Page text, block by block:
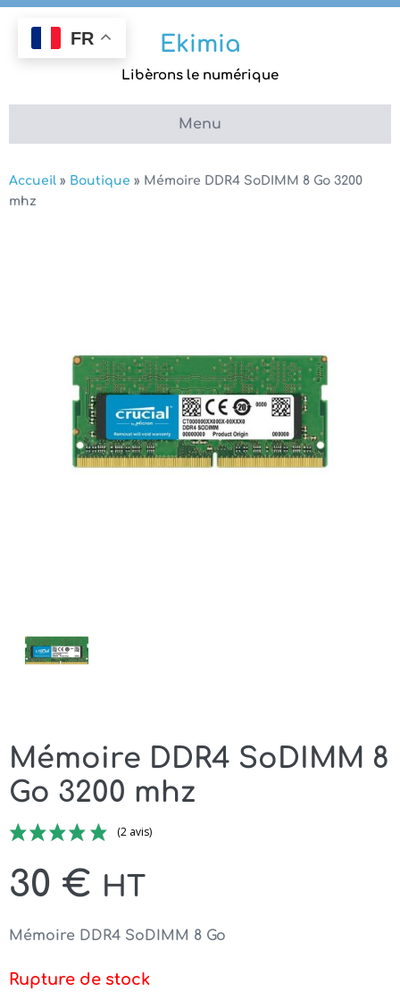
Aller
contenu
Ekimia
Libèrons le numérique
Menu
Accueil » Boutique » Mémoire DDR4 SoDIMM 8 Go 3200
mhz
Mémoire DDR4 SoDIMM 8
Go 3200 mhz
(2 avis)
30 € HT
Mémoire DDR4 SoDIMM 8 Go
Rupture de stock
FR